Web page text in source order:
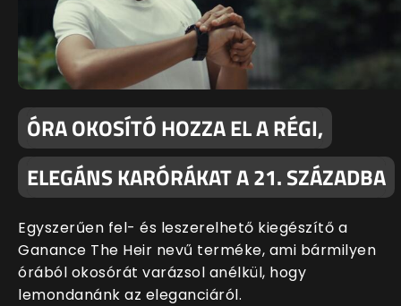
ÓRA OKOSÍTÓ HOZZA EL A RÉGI,
ELEGÁNS KARÓRÁKAT A 21. SZÁZADBA
Egyszerűen fel- és leszerelhető kiegészítő a
Ganance The Heir nevű terméke, ami bármilyen
órából okosórát varázsol anélkül, hogy
lemondanánk az eleganciáról.